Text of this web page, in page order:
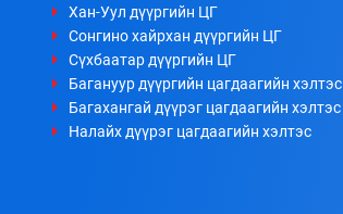
Хан-Уул дүүргийн ЦГ
Сонгино хайрхан дүүргийн ЦГ
Сүхбаатар дүүргийн ЦГ
Багануур дүүргийн цагдаагийн хэлтэс
Багахангай дүүрэг цагдаагийн хэлтэс
Налайх дүүрэг цагдаагийн хэлтэс